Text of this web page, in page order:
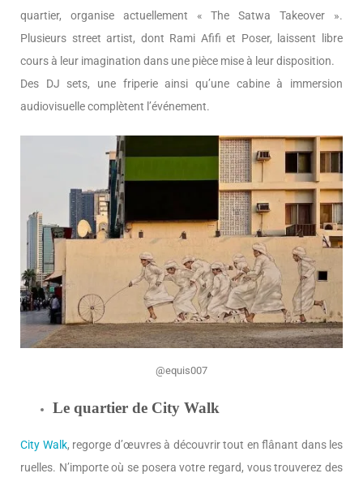
quartier, organise actuellement « The Satwa Takeover ».
Plusieurs street artist, dont Rami Afifi et Poser, laissent libre
cours à leur imagination dans une pièce mise à leur disposition.
Des DJ sets, une friperie ainsi qu’une cabine à immersion
audiovisuelle complètent l’événement.
@equis007
Le quartier de City Walk
City Walk, regorge d’œuvres à découvrir tout en flânant dans les
ruelles. N’importe où se posera votre regard, vous trouverez des